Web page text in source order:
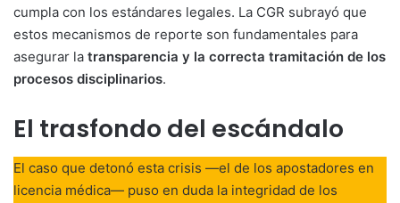
cumpla con los estándares legales. La CGR subrayó que
estos mecanismos de reporte son fundamentales para
asegurar la transparencia y la correcta tramitación de los
procesos disciplinarios.
El trasfondo del escándalo
El caso que detonó esta crisis —el de los apostadores en
licencia médica— puso en duda la integridad de los